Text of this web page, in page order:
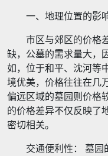
一、地理位置的影
市区与郊区的价格
缺，公墓的需求量大，
如，位于和平、沈河等
境优美，价格往往在几
偏远区域的墓园则价格
的价格差异不仅反映了
密切相关。
交通便利性： 墓